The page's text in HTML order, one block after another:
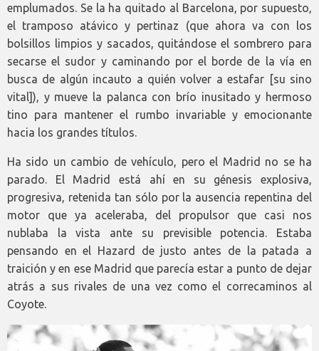
emplumados. Se la ha quitado al Barcelona, por supuesto,
el tramposo atávico y pertinaz (que ahora va con los
bolsillos limpios y sacados, quitándose el sombrero para
secarse el sudor y caminando por el borde de la vía en
busca de algún incauto a quién volver a estafar [su sino
vital]), y mueve la palanca con brío inusitado y hermoso
tino para mantener el rumbo invariable y emocionante
hacia los grandes títulos.
Ha sido un cambio de vehículo, pero el Madrid no se ha
parado. El Madrid está ahí en su génesis explosiva,
progresiva, retenida tan sólo por la ausencia repentina del
motor que ya aceleraba, del propulsor que casi nos
nublaba la vista ante su previsible potencia. Estaba
pensando en el Hazard de justo antes de la patada a
traición y en ese Madrid que parecía estar a punto de dejar
atrás a sus rivales de una vez como el correcaminos al
Coyote.